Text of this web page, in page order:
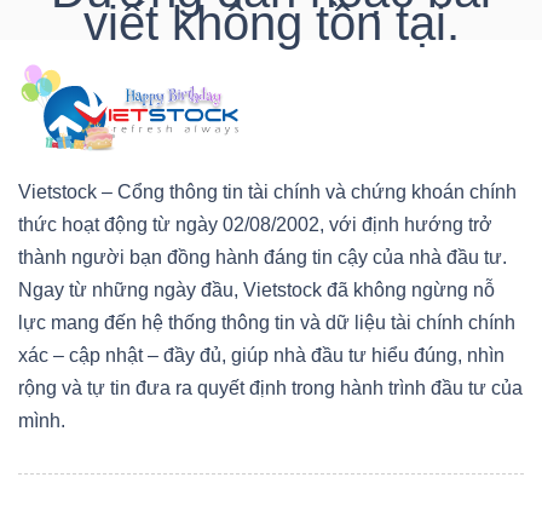
viết không tồn tại.
Vietstock – Cổng thông tin tài chính và chứng khoán chính
thức hoạt động từ ngày 02/08/2002, với định hướng trở
thành người bạn đồng hành đáng tin cậy của nhà đầu tư.
Ngay từ những ngày đầu, Vietstock đã không ngừng nỗ
lực mang đến hệ thống thông tin và dữ liệu tài chính chính
xác – cập nhật – đầy đủ, giúp nhà đầu tư hiểu đúng, nhìn
rộng và tự tin đưa ra quyết định trong hành trình đầu tư của
mình.
DOANH
NGHIỆP
BẤT
ĐỘNG
SẢN
TÀI